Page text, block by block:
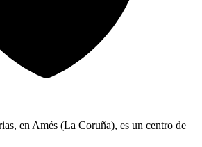
en Amés (La Coruña), es un centro de